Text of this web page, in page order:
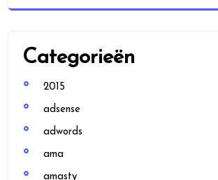
Categorieën
2015
adsense
adwords
ama
amasty